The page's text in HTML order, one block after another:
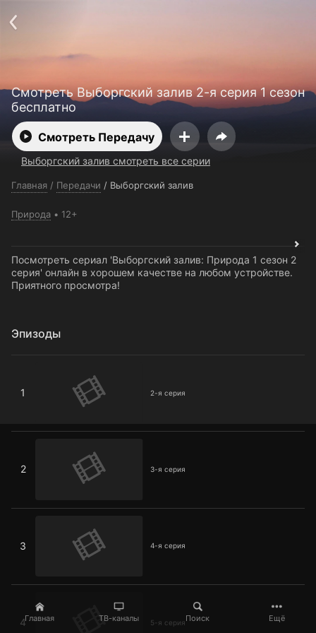
Главная ТВ-каналы Поиск Ещё
Смотреть Выборгский залив 2-я серия 1 сезон
бесплатно
Смотреть Передачу
Выборгский залив смотреть все серии
Главная / Передачи / Выборгский залив
Природа 12+
Посмотреть сериал 'Выборгский залив: Природа 1 сезон 2
серия' онлайн в хорошем качестве на любом устройстве.
Приятного просмотра!
Эпизоды
1 2-я серия
2 3-я серия
3 4-я серия
4 5-я серия
Политика конфиденциальности
Установить на ТВ
Бесплатные каналы Контакты